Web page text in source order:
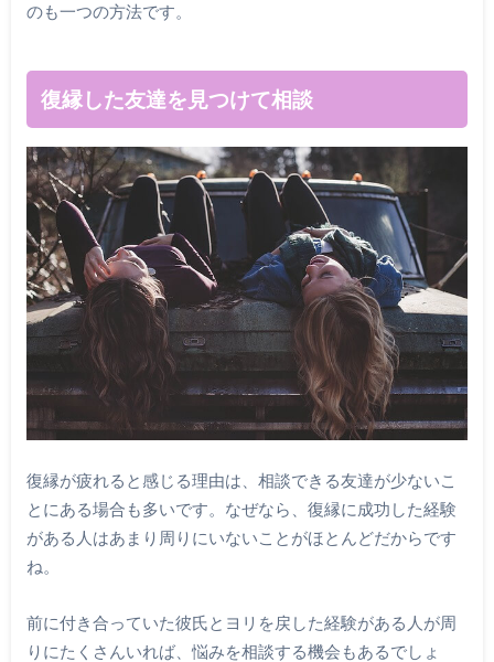
のも一つの方法です。
復縁した友達を見つけて相談
復縁が疲れると感じる理由は、相談できる友達が少ないこ
とにある場合も多いです。なぜなら、復縁に成功した経験
がある人はあまり周りにいないことがほとんどだからです
ね。
前に付き合っていた彼氏とヨリを戻した経験がある人が周
りにたくさんいれば、悩みを相談する機会もあるでしょ